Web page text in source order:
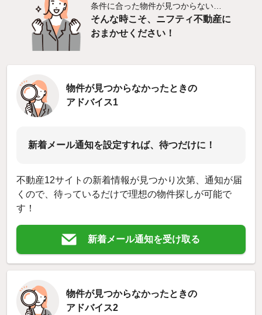
条件に合った物件が見つからない…
そんな時こそ、ニフティ不動産に
おまかせください！
物件が見つからなかったときの
アドバイス1
新着メール通知を設定すれば、待つだけに！
不動産12サイトの新着情報が見つかり次第、通知が届
くので、待っているだけで理想の物件探しが可能で
す！
新着メール通知を受け取る
物件が見つからなかったときの
アドバイス2